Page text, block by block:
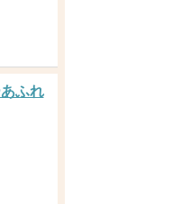
ふれ